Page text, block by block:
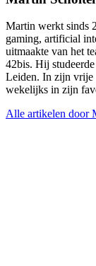
Martin werkt sinds
gaming, artificial
uitmaakte van het
42bis. Hij
Leiden. In zijn vrije
wekelijks in zijn
Alle artikelen door